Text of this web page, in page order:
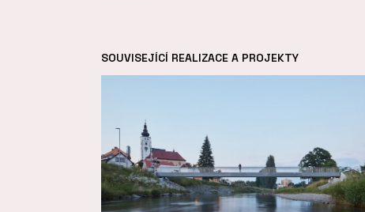
SOUVISEJÍCÍ REALIZACE A PROJEKTY